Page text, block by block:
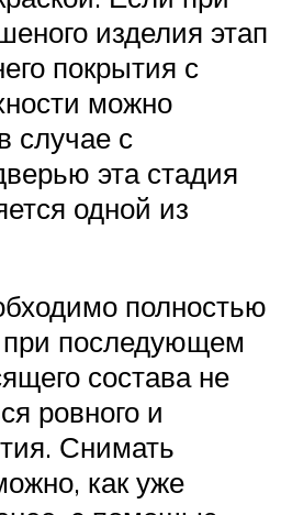
изделия этап
покрытия с
можно
случае с
эта стадия
одной из
полностью
при последующем
состава не
ровного и
Снимать
как уже